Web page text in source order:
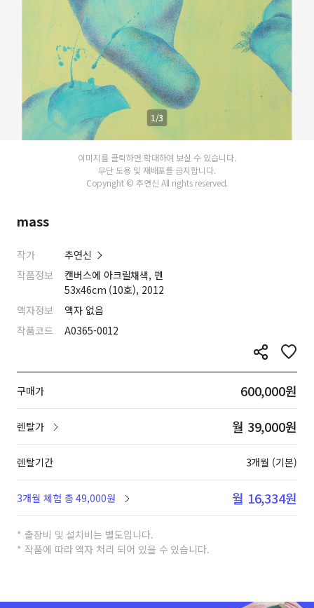
1/3
이미지를 클릭하면 확대하여 보실 수 있습니다.
무단 도용 및 재배포를 금지합니다.
Copyright © 추연신 All rights reserved.
mass
작가
추연신
작품정보
캔버스에 아크릴채색, 펜
53x46cm (10호), 2012
액자정보
액자 없음
작품코드
A0365-0012
구매가 600,000원
렌탈가 월 39,000원
렌탈기간 3개월 (기본)
3개월 체험 총 49,000원 월 16,334원
* 출장비 및 설치비는 별도입니다.
* 작품에 따라 액자 처리 되어 있을 수 있습니다.